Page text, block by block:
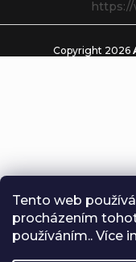
Tento web
procházením
používáním.. Více
Copyright 2026